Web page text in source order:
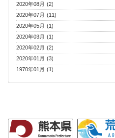
2020年08月 (2)
2020年07月 (11)
2020年05月 (1)
2020年03月 (1)
2020年02月 (2)
2020年01月 (3)
1970年01月 (1)